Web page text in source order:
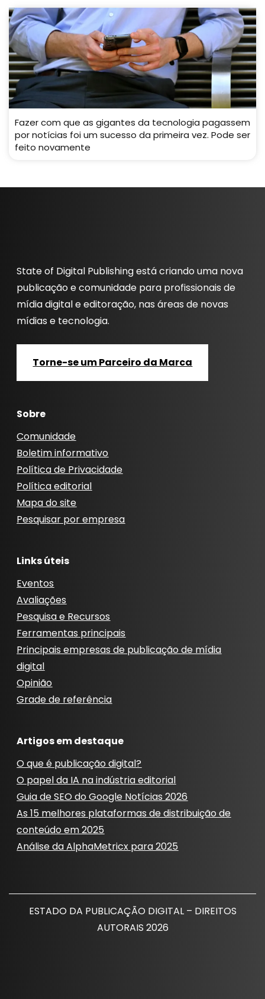
Fazer com que as gigantes da tecnologia pagassem
por notícias foi um sucesso da primeira vez. Pode ser
feito novamente
State of Digital Publishing está criando uma nova
publicação e comunidade para profissionais de
mídia digital e editoração, nas áreas de novas
mídias e tecnologia.
Torne-se um Parceiro da Marca
Sobre
Comunidade
Boletim informativo
Política de Privacidade
Política editorial
Mapa do site
Pesquisar por empresa
Links úteis
Eventos
Avaliações
Pesquisa e Recursos
Ferramentas principais
Principais empresas de publicação de mídia
digital
Opinião
Grade de referência
Artigos em destaque
O que é publicação digital?
O papel da IA ​​na indústria editorial
Guia de SEO do Google Notícias 2026
As 15 melhores plataformas de distribuição de
conteúdo em 2025
Análise da AlphaMetricx para 2025
ESTADO DA PUBLICAÇÃO DIGITAL – DIREITOS
AUTORAIS 2026